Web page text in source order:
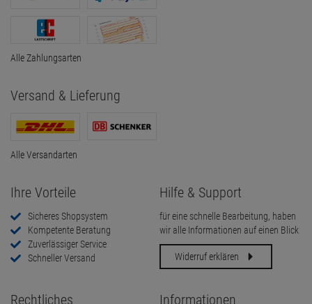
Alle Zahlungsarten
Versand & Lieferung
Alle Versandarten
Ihre Vorteile
Sicheres Shopsystem
Kompetente Beratung
Zuverlässiger Service
Schneller Versand
Hilfe & Support
für eine schnelle Bearbeitung, haben
wir alle Informationen auf einen Blick
Widerruf erklären
Rechtliches Informationen